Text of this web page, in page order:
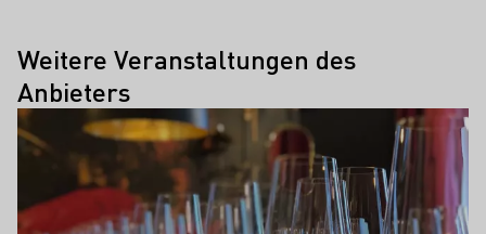
Weitere Veranstaltungen des
Anbieters
Mehr erfahren